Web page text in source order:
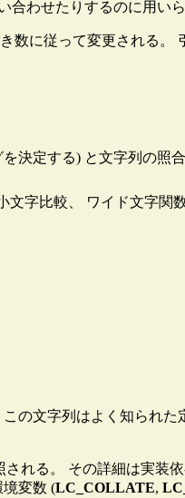
合わせたりするのに用いら
数に従って変更される。
決定する) と文字列の照
文字比較、 ワイド文字関
の文字列はよく知られ
れる。 その詳細は実装
境変数 (LC_COLLATE,